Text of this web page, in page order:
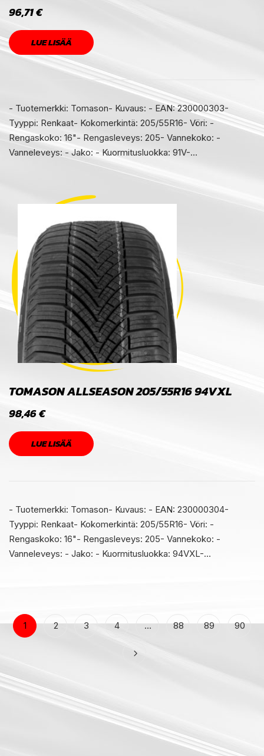
96,71€
LUE LISÄÄ
- Tuotemerkki: Tomason- Kuvaus: - EAN: 230000303-
Tyyppi: Renkaat- Kokomerkintä: 205/55R16- Vöri: -
Rengaskoko: 16"- Rengasleveys: 205- Vannekoko: -
Vanneleveys: - Jako: - Kuormitusluokka: 91V-…
TOMASON ALLSEASON 205/55R16 94VXL
98,46€
LUE LISÄÄ
- Tuotemerkki: Tomason- Kuvaus: - EAN: 230000304-
Tyyppi: Renkaat- Kokomerkintä: 205/55R16- Vöri: -
Rengaskoko: 16"- Rengasleveys: 205- Vannekoko: -
Vanneleveys: - Jako: - Kuormitusluokka: 94VXL-…
1 2 3 4 … 88 89 90